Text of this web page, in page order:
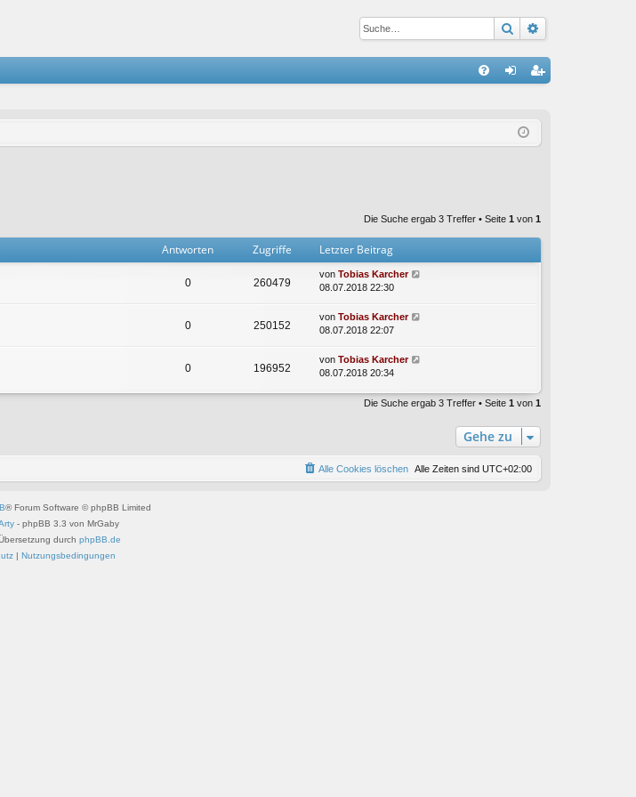
Suche
ist
Die Suche ergab 3 Treffer • Seite 1 von 1
Antworten Zugriffe Letzter Beitrag
0 260479
von Tobias Karcher
08.07.2018 22:30
0 250152
von Tobias Karcher
08.07.2018 22:07
0 196952
von Tobias Karcher
08.07.2018 20:34
Die Suche ergab 3 Treffer • Seite 1 von 1
Gehe zu
Alle Zeiten sind UTC+02:00
Alle Cookies löschen
® Forum Software © phpBB Limited
- phpBB 3.3 von MrGaby
durch phpBB.de
| Nutzungsbedingungen